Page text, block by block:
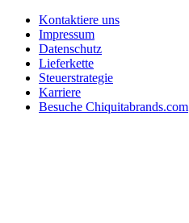
Kontaktiere uns
Impressum
Datenschutz
Lieferkette
Steuerstrategie
Karriere
Besuche Chiquitabrands.com